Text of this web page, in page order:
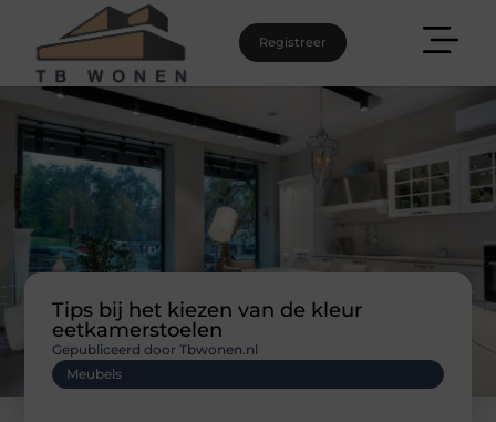
Registreer
Tips bij het kiezen van de kleur
eetkamerstoelen
Meubels
Gepubliceerd door Tbwonen.nl